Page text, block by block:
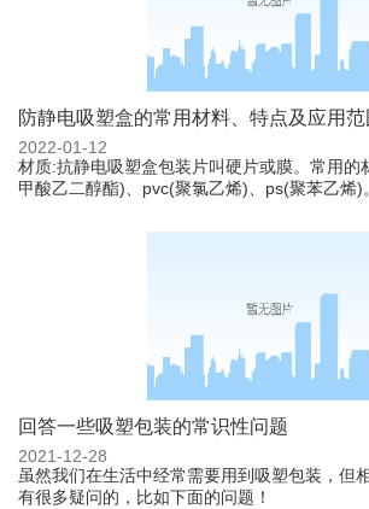
防静电吸塑盒的常用材料、特点及应用范
2022-01-12
材质:抗静电吸塑盒包装片叫硬片或膜。常用的
甲酸乙二醇酯)、pvc(聚氯乙烯)、ps(聚苯乙烯)。
回答一些吸塑包装的常识性问题
2021-12-28
虽然我们在生活中经常需要用到吸塑包装，但
有很多疑问的，比如下面的问题！